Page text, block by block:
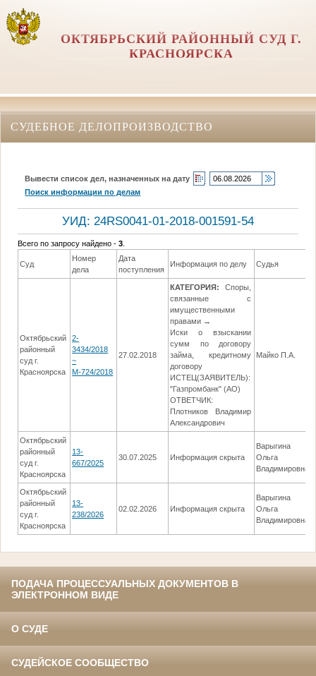
ОКТЯБРЬСКИЙ РАЙОННЫЙ СУД Г.
КРАСНОЯРСКА
СУДЕБНОЕ ДЕЛОПРОИЗВОДСТВО
Вывести список дел, назначенных на дату
Поиск информации по делам
УИД: 24RS0041-01-2018-001591-54
Всего по запросу найдено -3
Суд
Номер
дела
Дата
поступления
Информация по делу Судья
Октябрьский
районный
суд г.
Красноярска
2-
3434/2018
~
М-724/2018
27.02.2018
КАТЕГОРИЯ:
Споры,
связанные с
имущественными
правами →
Иски о взыскании
сумм по договору
займа, кредитному
договору
ИСТЕЦ(ЗАЯВИТЕЛЬ):
"Газпромбанк" (АО)
ОТВЕТЧИК:
Плотников Владимир
Александрович
Майко П.А.
Октябрьский
районный
суд г.
Красноярска
13-
667/2025
30.07.2025 Информация скрыта
Варыгина
Ольга
Владимировна
Октябрьский
районный
суд г.
Красноярска
13-
238/2026
02.02.2026 Информация скрыта
Варыгина
Ольга
Владимировна
ПОДАЧА ПРОЦЕССУАЛЬНЫХ ДОКУМЕНТОВ В
ЭЛЕКТРОННОМ ВИДЕ
О СУДЕ
СУДЕЙСКОЕ СООБЩЕСТВО